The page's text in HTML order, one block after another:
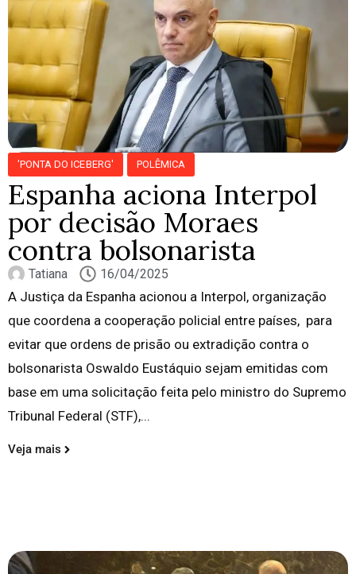
'PONTA DO ICEBERG' POLÊMICA
Espanha aciona Interpol
por decisão Moraes
contra bolsonarista
Tatiana 16/04/2025
A Justiça da Espanha acionou a Interpol, organização
que coordena a cooperação policial entre países, para
evitar que ordens de prisão ou extradição contra o
bolsonarista Oswaldo Eustáquio sejam emitidas com
base em uma solicitação feita pelo ministro do Supremo
Tribunal Federal (STF),...
Veja mais